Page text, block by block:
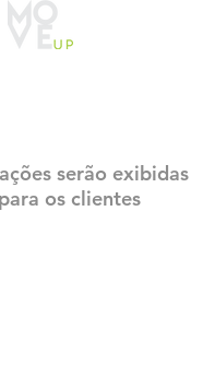
serão exibidas
os clientes